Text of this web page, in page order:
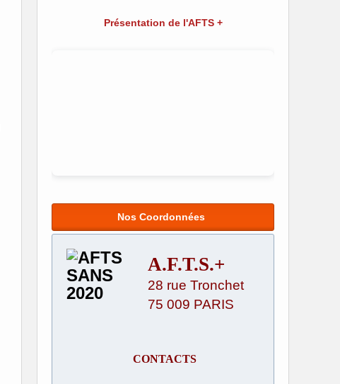
Présentation de l'AFTS +
Nos Coordonnées
A.F.T.S.+
28 rue Tronchet
75 009 PARIS
CONTACTS